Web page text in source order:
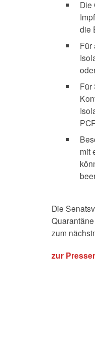
Die
die
Für
Für
mit
Die
zum
zur